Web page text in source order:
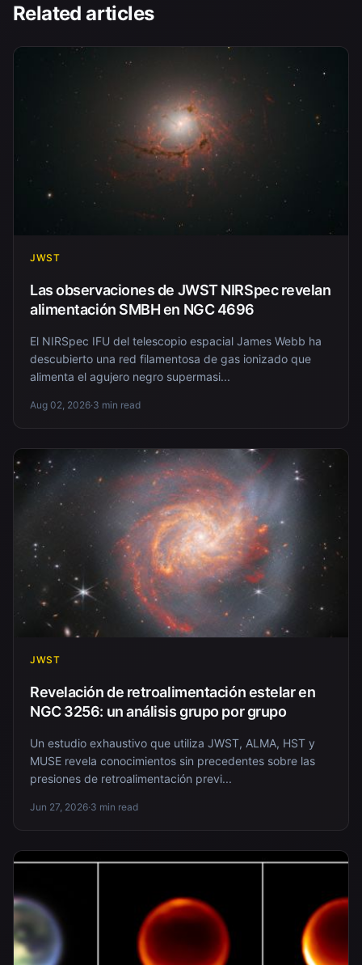
Related articles
JWST
Las observaciones de JWST NIRSpec revelan
alimentación SMBH en NGC 4696
El NIRSpec IFU del telescopio espacial James Webb ha
descubierto una red filamentosa de gas ionizado que
alimenta el agujero negro supermasi...
Aug 02, 2026·3 min read
JWST
Revelación de retroalimentación estelar en
NGC 3256: un análisis grupo por grupo
Un estudio exhaustivo que utiliza JWST, ALMA, HST y
MUSE revela conocimientos sin precedentes sobre las
presiones de retroalimentación previ...
Jun 27, 2026·3 min read